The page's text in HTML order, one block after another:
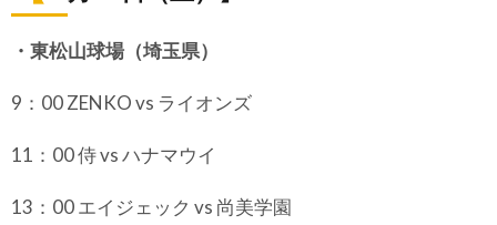
・東松山球場（埼玉県）
9：00 ZENKO vs ライオンズ
11：00 侍 vs ハナマウイ
13：00 エイジェック vs 尚美学園